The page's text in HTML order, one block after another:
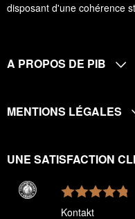
disposant d'une cohérence
A PROPOS DE PIB
MENTIONS LÉGALES
UNE SATISFACTION
Kontakt